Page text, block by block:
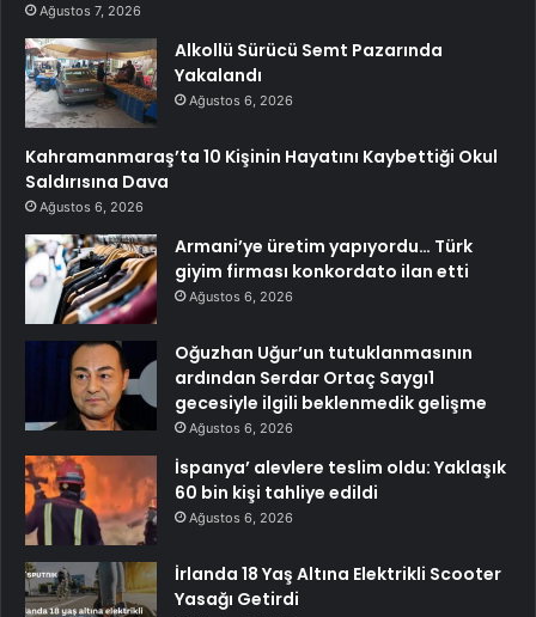
Ağustos 7, 2026
Alkollü Sürücü Semt Pazarında
Yakalandı
Ağustos 6, 2026
Kahramanmaraş’ta 10 Kişinin Hayatını Kaybettiği Okul
Saldırısına Dava
Ağustos 6, 2026
Armani’ye üretim yapıyordu… Türk
giyim firması konkordato ilan etti
Ağustos 6, 2026
Oğuzhan Uğur’un tutuklanmasının
ardından Serdar Ortaç Saygı1
gecesiyle ilgili beklenmedik gelişme
Ağustos 6, 2026
İspanya’ alevlere teslim oldu: Yaklaşık
60 bin kişi tahliye edildi
Ağustos 6, 2026
İrlanda 18 Yaş Altına Elektrikli Scooter
Yasağı Getirdi